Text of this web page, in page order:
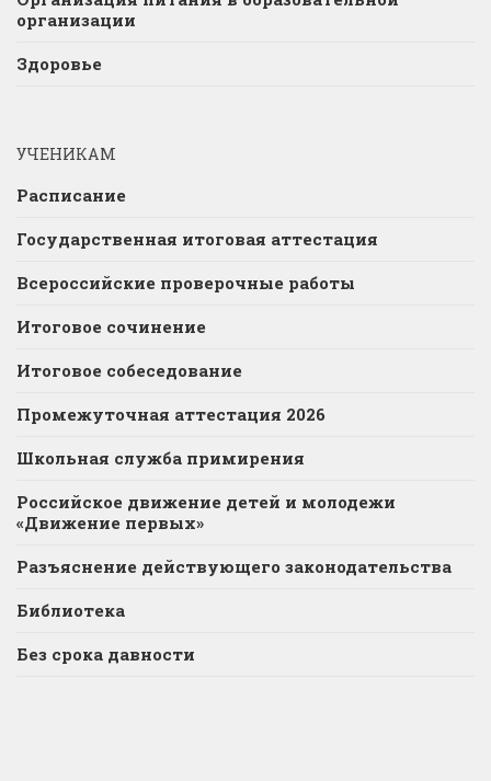
организации
Здоровье
УЧЕНИКАМ
Расписание
Государственная итоговая аттестация
Всероссийские проверочные работы
Итоговое сочинение
Итоговое собеседование
Промежуточная аттестация 2026
Школьная служба примирения
Российское движение детей и молодежи
«Движение первых»
Разъяснение действующего законодательства
Библиотека
Без срока давности